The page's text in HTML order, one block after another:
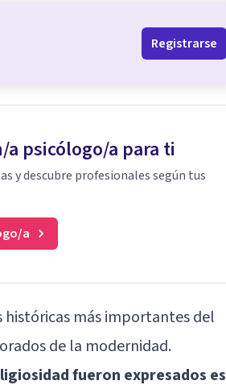
Registrarse
psicólogo/a para ti
y descubre profesionales según tus
a
históricas más importantes del
de la modernidad.
fueron expresados es